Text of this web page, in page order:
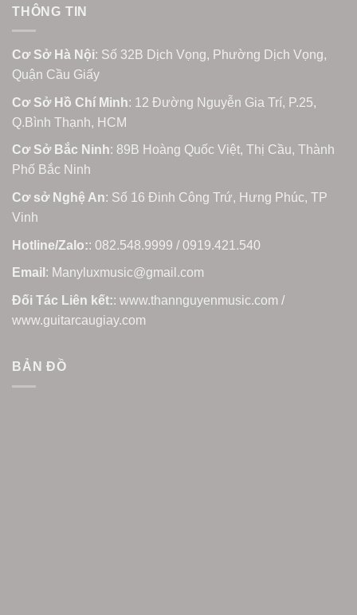
THÔNG TIN
Cơ Sở Hà Nội: Số 32B Dịch Vọng, Phường Dịch Vọng,
Quận Cầu Giấy
Cơ Sở Hồ Chí Minh: 12 Đường Nguyễn Gia Trí, P.25,
Q.Bình Thạnh, HCM
Cơ Sở Bắc Ninh: 89B Hoàng Quốc Việt, Thị Cầu, Thành
Phố Bắc Ninh
Cơ sở Nghệ An: Số 16 Đinh Công Trứ, Hưng Phúc, TP
Vinh
Hotline/Zalo:: 082.548.9999 / 0919.421.540
Email : Manyluxmusic@gmail.com
Đối Tác Liên kết:: www.thannguyenmusic.com /
www.guitarcaugiay.com
BẢN ĐỒ